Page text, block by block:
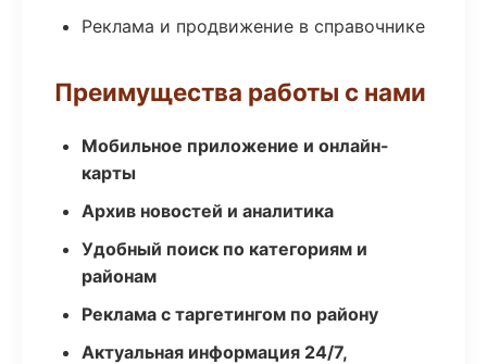
Реклама и продвижение в справочнике
Преимущества работы с нами
Мобильное приложение и онлайн-
карты
Архив новостей и аналитика
Удобный поиск по категориям и
районам
Реклама с таргетингом по району
Актуальная информация 24/7,